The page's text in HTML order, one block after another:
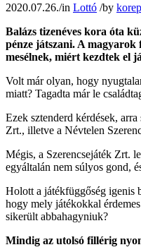
2020.07.26./in Lottó /by korep
Balázs tizenéves kora óta
pénze játszani. A
mesélnek, miért kezdtek el
Volt már olyan, hogy
miatt? Tagadta már le
Ezek sztenderd kérdések,
Zrt., illetve a Névtelen
Mégis, a Szerencsejáték Zrt.
egyáltalán nem súlyos gond,
Holott a játékfüggőség igenis
hogy mely játékokkal
sikerült abbahagyniuk?
Mindig az utolsó fillérig